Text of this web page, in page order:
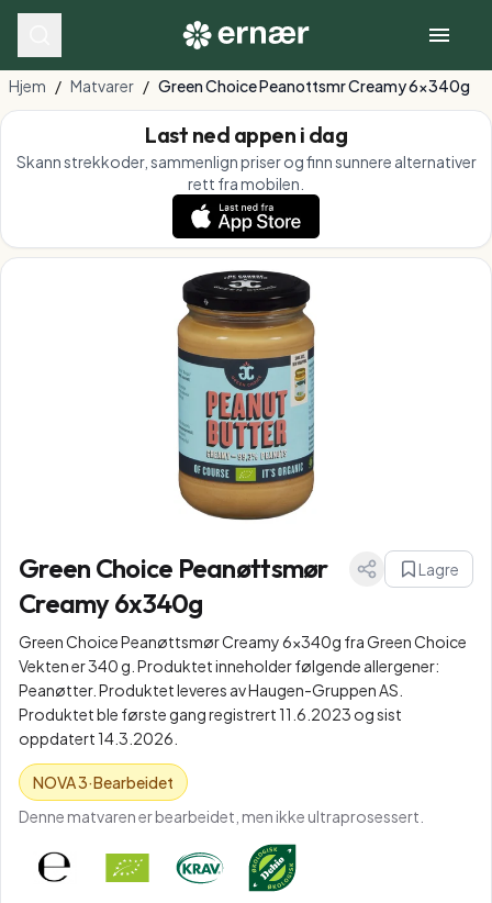
Hjem / Matvarer / Green Choice Peanottsmr Creamy 6x340g
Last ned appen i dag
Skann strekkoder, sammenlign priser og finn sunnere alternativer
rett fra mobilen.
Green Choice Peanøttsmør
Creamy 6x340g
Lagre
Green Choice Peanøttsmør Creamy 6x340g fra Green Choice
Vekten er 340 g. Produktet inneholder følgende allergener:
Peanøtter. Produktet leveres av Haugen-Gruppen AS.
Produktet ble første gang registrert 11.6.2023 og sist
oppdatert 14.3.2026.
NOVA3·Bearbeidet
Denne matvaren er bearbeidet, men ikke ultraprosessert.